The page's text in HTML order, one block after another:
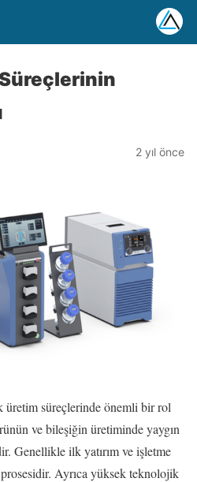
2 yıl önce
süreçlerinde önemli bir rol
ve bileşiğin üretiminde yaygın
Genellikle ilk yatırım ve işletme
Ayrıca yüksek teknolojik